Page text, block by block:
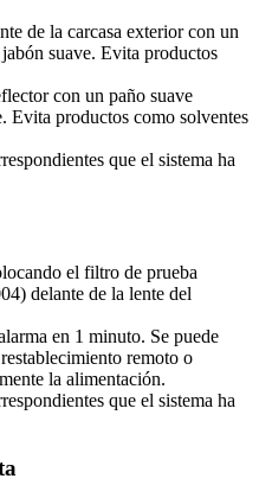
de la carcasa exterior con un
suave. Evita productos
con un paño suave
Evita productos como solventes
que el sistema ha
el filtro de prueba
delante de la lente del
en 1 minuto. Se puede
remoto o
la alimentación.
que el sistema ha